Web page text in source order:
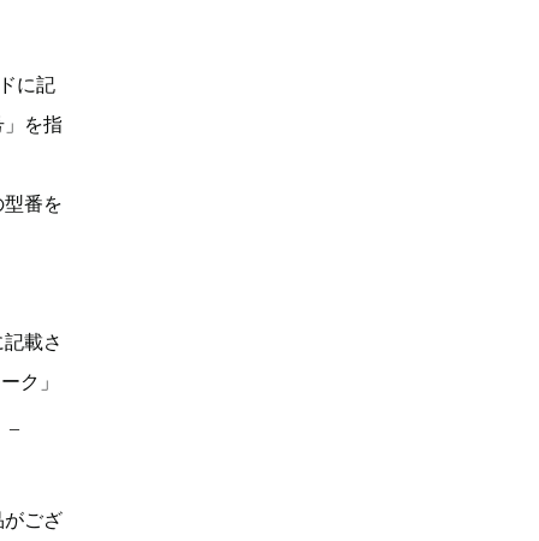
に記
」を指
番を
載さ
ク」
がござ